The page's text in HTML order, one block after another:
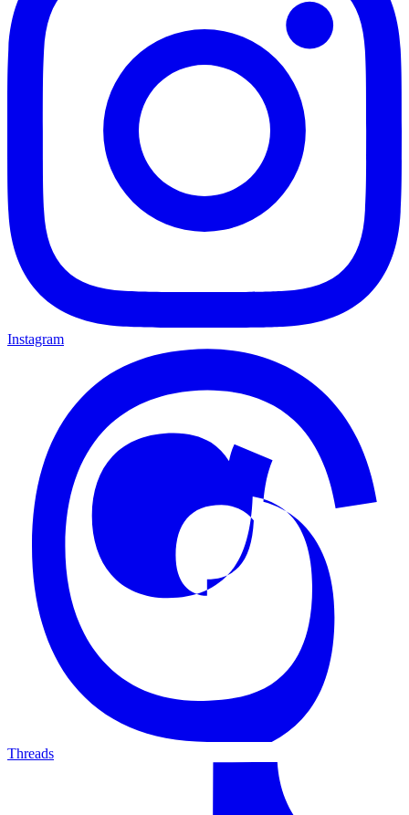
Instagram
Threads